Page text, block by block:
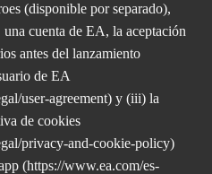
(disponible por separado),
cuenta de EA, la aceptación
antes del lanzamiento
de EA
user-agreement) y (iii) la
de cookies
privacy-and-cookie-policy)
(https://www.ea.com/es-